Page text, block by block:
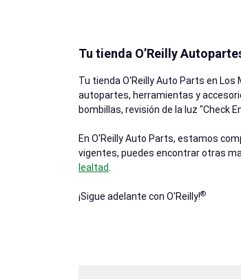
Tu tienda O’Reilly
Tu tienda O'Reilly Auto Parts en Los
autopartes, herramientas y
bombillas, revisión de la luz "Check
En O'Reilly Auto Parts, estamos
vigentes, puedes encontrar otras
lealtad
¡Sigue adelante con O'Reilly!®